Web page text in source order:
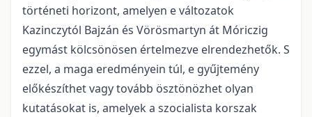
történeti horizont, amelyen e változatok
Kazinczytól Bajzán és Vörösmartyn át Móriczig
egymást kölcsönösen értelmezve elrendezhetők. S
ezzel, a maga eredményein túl, e gyűjtemény
előkészíthet vagy tovább ösztönözhet olyan
kutatásokat is, amelyek a szocialista korszak